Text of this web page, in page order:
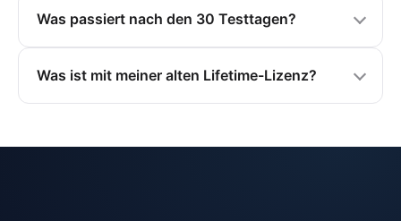
Was passiert nach den 30 Testtagen?
Was ist mit meiner alten Lifetime-Lizenz?